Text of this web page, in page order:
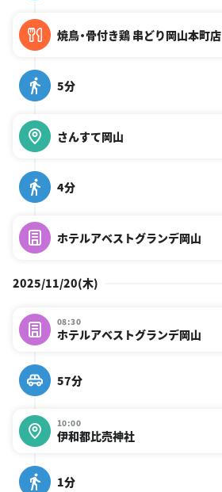
焼鳥・骨付き鶏 串どり岡山本町店
5分
さんすて岡山
4分
ホテルアベストグランデ岡山
2025/11/20(木)
08:30
ホテルアベストグランデ岡山
57分
10:00
伊和都比売神社
1分